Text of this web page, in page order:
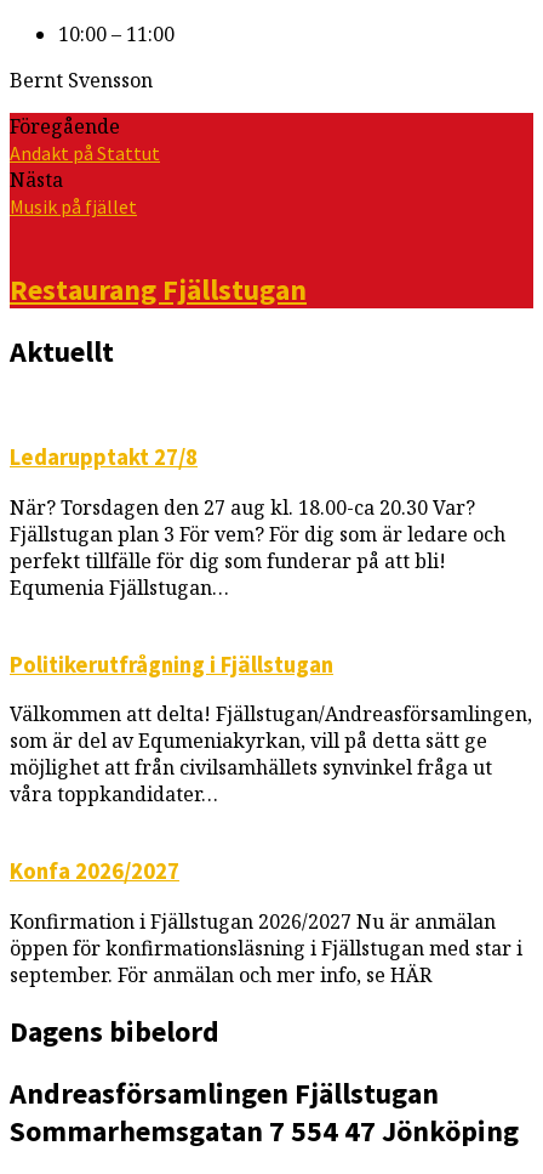
10:00 – 11:00
Bernt Svensson
Föregående
Andakt på Stattut
Nästa
Musik på fjället
Restaurang Fjällstugan
Aktuellt
Ledarupptakt 27/8
När? Torsdagen den 27 aug kl. 18.00-ca 20.30 Var?
Fjällstugan plan 3 För vem? För dig som är ledare och
perfekt tillfälle för dig som funderar på att bli!
Equmenia Fjällstugan…
Politikerutfrågning i Fjällstugan
Välkommen att delta! Fjällstugan/Andreasförsamlingen,
som är del av Equmeniakyrkan, vill på detta sätt ge
möjlighet att från civilsamhällets synvinkel fråga ut
våra toppkandidater…
Konfa 2026/2027
Konfirmation i Fjällstugan 2026/2027 Nu är anmälan
öppen för konfirmationsläsning i Fjällstugan med star i
september. För anmälan och mer info, se HÄR
Dagens bibelord
Andreasförsamlingen Fjällstugan
Sommarhemsgatan 7554 47 Jönköping